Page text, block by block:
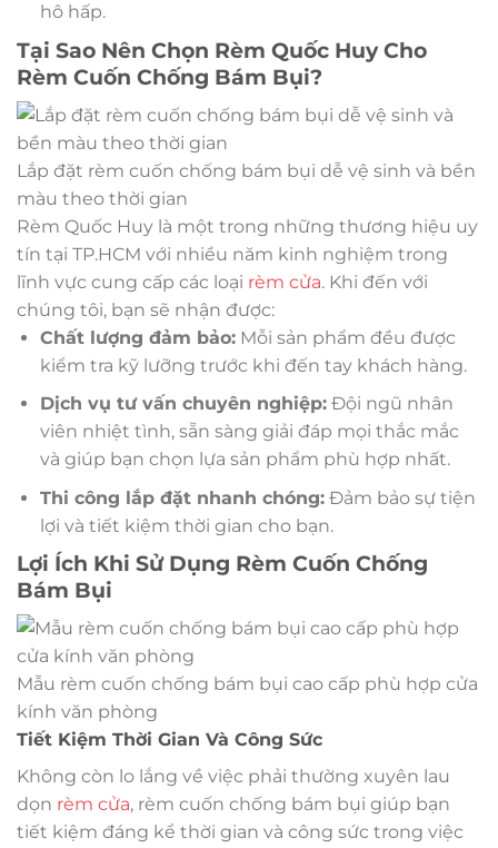
hô hấp.
Tại Sao Nên Chọn Rèm Quốc Huy Cho
Rèm Cuốn Chống Bám Bụi?
Lắp đặt rèm cuốn chống bám bụi dễ vệ sinh và bền
màu theo thời gian
Rèm Quốc Huy là một trong những thương hiệu uy
tín tại TP.HCM với nhiều năm kinh nghiệm trong
lĩnh vực cung cấp các loại rèm cửa. Khi đến với
chúng tôi, bạn sẽ nhận được:
Chất lượng đảm bảo:Mỗi sản phẩm đều được
kiểm tra kỹ lưỡng trước khi đến tay khách hàng.
Dịch vụ tư vấn chuyên nghiệp:Đội ngũ nhân
viên nhiệt tình, sẵn sàng giải đáp mọi thắc mắc
và giúp bạn chọn lựa sản phẩm phù hợp nhất.
Thi công lắp đặt nhanh chóng:Đảm bảo sự tiện
lợi và tiết kiệm thời gian cho bạn.
Lợi Ích Khi Sử Dụng Rèm Cuốn Chống
Bám Bụi
Mẫu rèm cuốn chống bám bụi cao cấp phù hợp cửa
kính văn phòng
Tiết Kiệm Thời Gian Và Công Sức
Không còn lo lắng về việc phải thường xuyên lau
dọn rèm cửa, rèm cuốn chống bám bụi giúp bạn
tiết kiệm đáng kể thời gian và công sức trong việc